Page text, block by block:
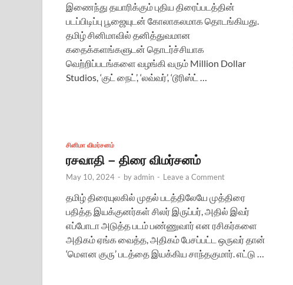
இணைந்து தயாரிக்கும் புதிய திரைப்படத்தின்
படப்பிடிப்பு பூஜையுடன் கோலாகலமாக தொடங்கியது.
தமிழ் சினிமாவில் தனித்துவமான
கதைக்களங்களுடன் தொடர்ச்சியாக
வெற்றிப்படங்களை வழங்கி வரும் Million Dollar
Studios, ‘குட் நைட்’, ‘லவ்வர்’, ‘டூரிஸ்ட் …
சினிமா விமர்சனம்
ரசவாதி – திரை விமர்சனம்
May 10, 2024 - byadmin - Leave a Comment
தமிழ் திரையுலகில் முதல் படத்திலேயே முத்திரை
பதித்த இயக்குனர்கள் சிலர் இருப்பர், அதில் இவர்
எப்போடா அடுத்த படம் பண்ணுவார் என ரசிகர்களை
அதிகம் ஏங்க வைத்த, அதிகம் பேசப்பட்ட ஒருவர் தான்
‘மௌன குரு’ படத்தை இயக்கிய சாந்தகுமார். எட்டு …